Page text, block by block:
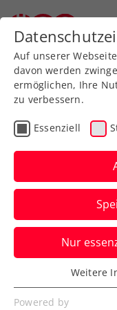
Zurück zur
Turniere
ÖTV-
GROUP
ITN-
Das
Auf unserer
davon werden
ermöglichen, Ihre
zu verbessern.
Essenziell
Nur
Essenziell
Essenzielle
Weitere
Powered by